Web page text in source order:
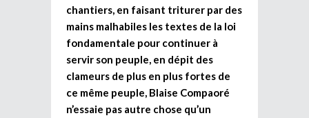
chantiers, en faisant triturer par des
mains malhabiles les textes de la loi
fondamentale pour continuer à
servir son peuple, en dépit des
clameurs de plus en plus fortes de
ce même peuple, Blaise Compaoré
n’essaie pas autre chose qu’un